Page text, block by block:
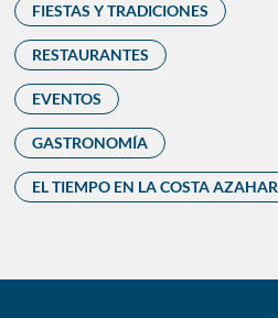
FIESTAS Y TRADICIONES
RESTAURANTES
EVENTOS
GASTRONOMÍA
EL TIEMPO EN LA COSTA AZAHAR